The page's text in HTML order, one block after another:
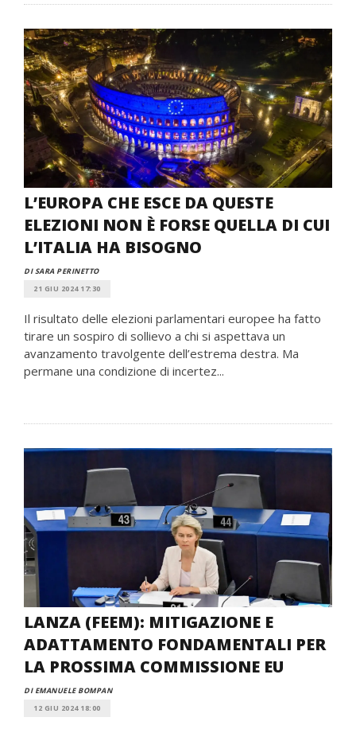
L’EUROPA CHE ESCE DA QUESTE
ELEZIONI NON È FORSE QUELLA DI CUI
L’ITALIA HA BISOGNO
DI SARA PERINETTO
21 GIU 2024 17:30
Il risultato delle elezioni parlamentari europee ha fatto
tirare un sospiro di sollievo a chi si aspettava un
avanzamento travolgente dell’estrema destra. Ma
permane una condizione di incertez...
LANZA (FEEM): MITIGAZIONE E
ADATTAMENTO FONDAMENTALI PER
LA PROSSIMA COMMISSIONE EU
DI EMANUELE BOMPAN
12 GIU 2024 18:00